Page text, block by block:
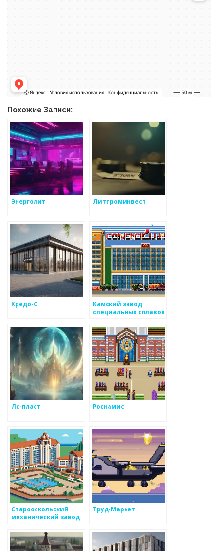
Похожие Записи:
Энерголит Литпроминвест
Кредо-С
Камский завод
специальных сплавов
Лс-пласт Роснамис
Старооскольский
механический завод
Труд-Маркет